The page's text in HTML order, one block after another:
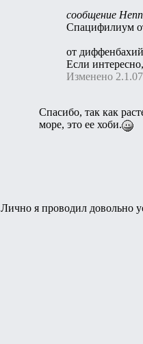
сообщение
Спацифилиум
от
Если
Изменено
Спасибо, так как
море, это ее хоби.
Лично я проводил довольно